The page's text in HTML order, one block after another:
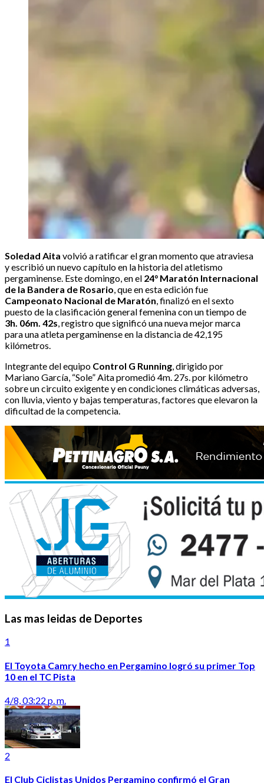
Soledad Aita volvió a ratificar el gran momento que atraviesa
y escribió un nuevo capítulo en la historia del atletismo
pergaminense. Este domingo, en el 24° Maratón Internacional
de la Bandera de Rosario, que en esta edición fue
Campeonato Nacional de Maratón, finalizó en el sexto
puesto de la clasificación general femenina con un tiempo de
3h. 06m. 42s, registro que significó una nueva mejor marca
para una atleta pergaminense en la distancia de 42,195
kilómetros.
Integrante del equipo Control G Running, dirigido por
Mariano García, “Sole” Aita promedió 4m. 27s. por kilómetro
sobre un circuito exigente y en condiciones climáticas adversas,
con lluvia, viento y bajas temperaturas, factores que elevaron la
dificultad de la competencia.
Las mas leidas de Deportes
1
El Toyota Camry hecho en Pergamino logró su primer Top
10 en el TC Pista
4/8, 03:22 p. m.
2
El Club Ciclistas Unidos Pergamino confirmó el Gran